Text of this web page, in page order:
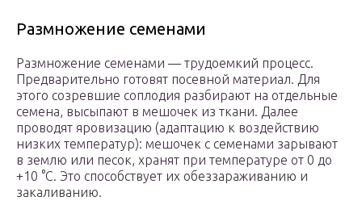
Размножение семенами
Размножение семенами — трудоемкий процесс.
Предварительно готовят посевной материал. Для
этого созревшие соплодия разбирают на отдельные
семена, высыпают в мешочек из ткани. Далее
проводят яровизацию (адаптацию к воздействию
низких температур): мешочек с семенами зарывают
в землю или песок, хранят при температуре от 0 до
+10 °С. Это способствует их обеззараживанию и
закаливанию.